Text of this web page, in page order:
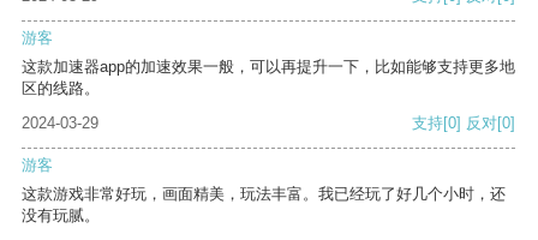
游客
这款加速器app的加速效果一般，可以再提升一下，比如能够支持更多地
区的线路。
2024-03-29
支持[0] 反对[0]
游客
这款游戏非常好玩，画面精美，玩法丰富。我已经玩了好几个小时，还
没有玩腻。